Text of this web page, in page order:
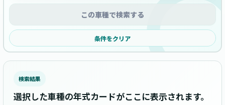
この車種で検索する
条件をクリア
検索結果
選択した車種の年式カードがここに表示されます。